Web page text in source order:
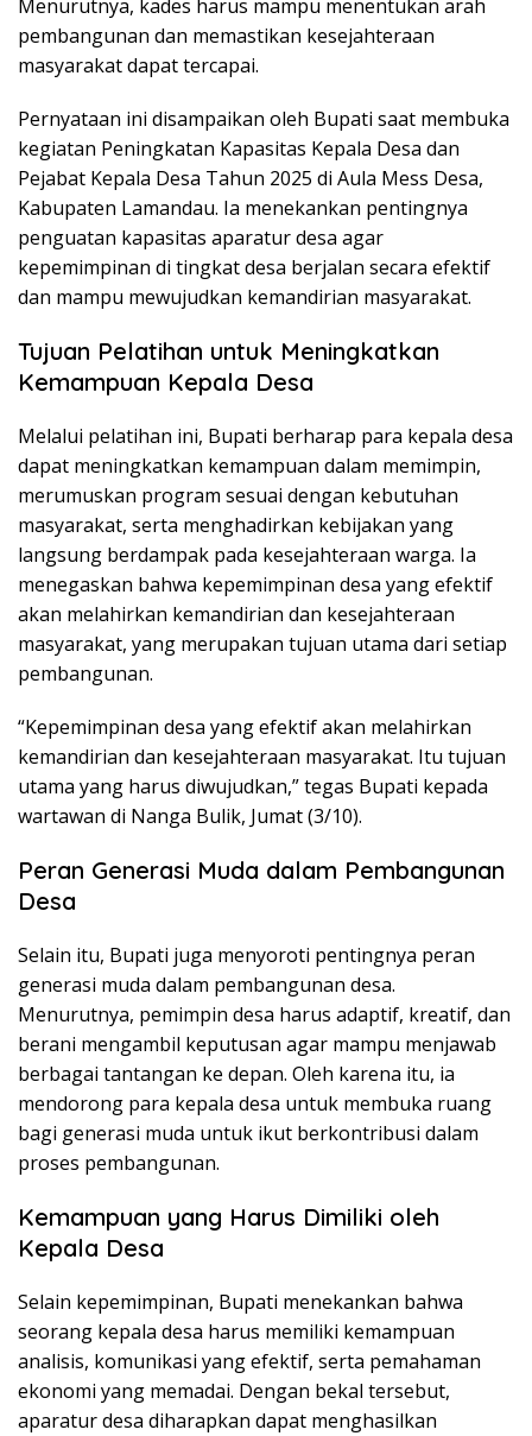
Menurutnya, kades harus mampu menentukan arah
pembangunan dan memastikan kesejahteraan
masyarakat dapat tercapai.
Pernyataan ini disampaikan oleh Bupati saat membuka
kegiatan Peningkatan Kapasitas Kepala Desa dan
Pejabat Kepala Desa Tahun 2025 di Aula Mess Desa,
Kabupaten Lamandau. Ia menekankan pentingnya
penguatan kapasitas aparatur desa agar
kepemimpinan di tingkat desa berjalan secara efektif
dan mampu mewujudkan kemandirian masyarakat.
Tujuan Pelatihan untuk Meningkatkan
Kemampuan Kepala Desa
Melalui pelatihan ini, Bupati berharap para kepala desa
dapat meningkatkan kemampuan dalam memimpin,
merumuskan program sesuai dengan kebutuhan
masyarakat, serta menghadirkan kebijakan yang
langsung berdampak pada kesejahteraan warga. Ia
menegaskan bahwa kepemimpinan desa yang efektif
akan melahirkan kemandirian dan kesejahteraan
masyarakat, yang merupakan tujuan utama dari setiap
pembangunan.
“Kepemimpinan desa yang efektif akan melahirkan
kemandirian dan kesejahteraan masyarakat. Itu tujuan
utama yang harus diwujudkan,” tegas Bupati kepada
wartawan di Nanga Bulik, Jumat (3/10).
Peran Generasi Muda dalam Pembangunan
Desa
Selain itu, Bupati juga menyoroti pentingnya peran
generasi muda dalam pembangunan desa.
Menurutnya, pemimpin desa harus adaptif, kreatif, dan
berani mengambil keputusan agar mampu menjawab
berbagai tantangan ke depan. Oleh karena itu, ia
mendorong para kepala desa untuk membuka ruang
bagi generasi muda untuk ikut berkontribusi dalam
proses pembangunan.
Kemampuan yang Harus Dimiliki oleh
Kepala Desa
Selain kepemimpinan, Bupati menekankan bahwa
seorang kepala desa harus memiliki kemampuan
analisis, komunikasi yang efektif, serta pemahaman
ekonomi yang memadai. Dengan bekal tersebut,
aparatur desa diharapkan dapat menghasilkan